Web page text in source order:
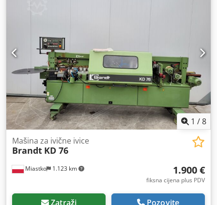
1 /8
Miastko 1.123 km
Mašina za ivične ivice
Brandt KD 76
1.900 €
fiksna cijena plus PDV
Zatraži Pozovite